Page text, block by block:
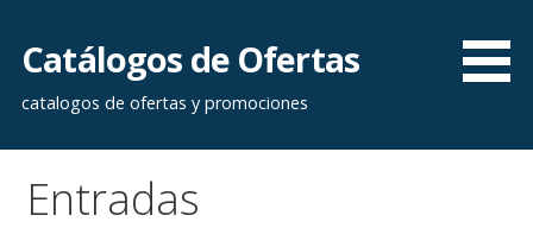
contenido
Catálogos de Ofertas
catalogos de ofertas y promociones
Entradas